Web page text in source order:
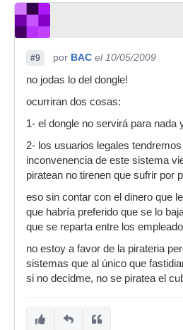
#9 por BAC el 10/05/2009
no jodas lo del dongle!
ocurriran dos cosas:
1- el dongle no servirá para nada
2- los usuarios legales
inconvenencia de este sistema
piratean no tirenen que sufrir por
eso sin contar con el dinero que
que habría preferido que se lo
que se reparta entre los
no estoy a favor de la pirateria
sistemas que al único que
si no decidme, no se piratea el